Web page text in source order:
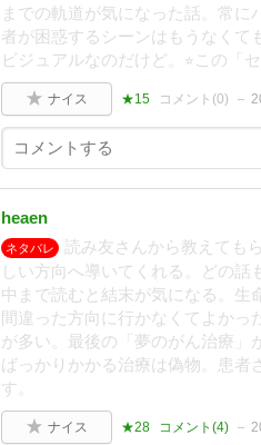
までの軌道が気になった話。常
者が困惑するシーンはもうなくて
ビジュアルなのだけど。⭐︎この「
ナイス ★15 コメント(0)
heaen
ネタバレ
読み友さんから教えても
しい方向へ導いてくれる。どの
中まで読むと結末が気になる。生
間違った方向に行かなくてよかっ
が多い。最後の「夢のがん治療」
ばっかりかかる治療は偽物。患者
す。
ナイス ★28 コメント(4)